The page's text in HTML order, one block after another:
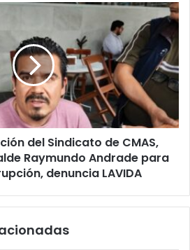
del Sindicato de CMAS,
Raymundo Andrade para
denuncia LAVIDA